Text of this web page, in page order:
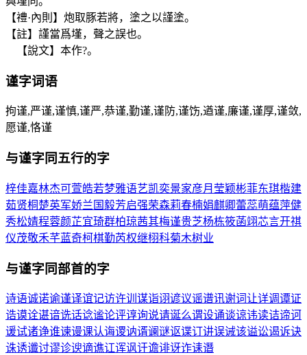
【禮·內則】炮取豚若將，塗之以謹塗。
【註】謹當爲墐，聲之誤也。
【說文】本作?。
谨字词语
拘谨,严谨,谨慎,谨严,恭谨,勤谨,谨防,谨饬,遒谨,廉谨,谨厚,谨敛,
愿谨,恪谨
与谨字同五行的字
梓佳嘉林杰可萱皓若梦雅语艺凯奕景家彦月 莹颖彬菲东琪楷建
茹贤桐 楚英军娇兰 国毅芳启强荣森莉春楠娟麒卿蕾蕊萌蕴萍健
秀松婧程蓉颜芷宜琦群柏琼茜其梅谨贵芝杨栋筱菡翊芯言开祺
仪茂敬禾芊蓝奇柯棋勤芮权继栩科菊木树业
与谨字同部首的字
诗语诚诺谕谨译谊记访许训 谋诣诩谚议谣谱讯谢词让详调谭证
诰谟诠谌谙诜话谂谧论评谆询说请诞么谓设诵谈谅讳读诘谛诃
谖试诸诤谁谏谩课认诲谡讷谞谰谜讴谍订讲误诫该谥讼谒诉诀
诛诱谶讨谬诊谀谪谯讧诨讽讦谵诽讶诈诔谮